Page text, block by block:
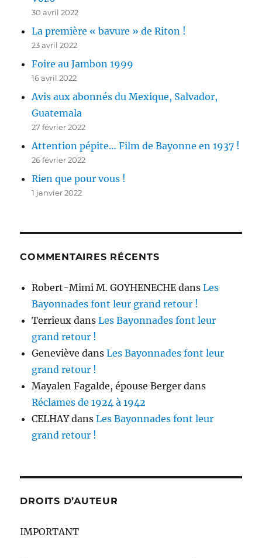
30 avril 2022
La première « bavure » de Riton !
23 avril 2022
Foire au Jambon 1999
16 avril 2022
Avis aux abonnés du Mexique, Salvador,
Guatemala
27 février 2022
Attention pépite… Film de Bayonne en 1937 !
26 février 2022
Rien que pour vous !
1 janvier 2022
COMMENTAIRES RÉCENTS
Robert-Mimi M. GOYHENECHE dansLes
Bayonnades font leur grand retour !
Terrieux dansLes Bayonnades font leur
grand retour !
Geneviève dansLes Bayonnades font leur
grand retour !
Mayalen Fagalde, épouse Berger dans
Réclames de 1924 à 1942
CELHAYdansLes Bayonnades font leur
grand retour !
DROITS D’AUTEUR
IMPORTANT